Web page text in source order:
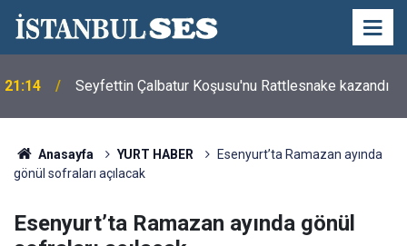
21:14 Seyfettin Çalbatur Koşusu'nu Rattlesnake kazandı
Anasayfa YURT HABER
Esenyurt’ta Ramazan ayında
gönül sofraları açılacak
Esenyurt’ta Ramazan ayında gönül